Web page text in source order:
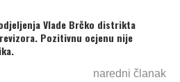
Vlade Brčko distrikta
Pozitivnu ocjenu nije
naredni članak